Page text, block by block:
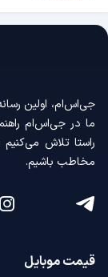
جی‌اس‌ام، اولین
ما در جی‌اس‌ام
راستا تلاش
مخاطب باشیم.
قیمت موبایل